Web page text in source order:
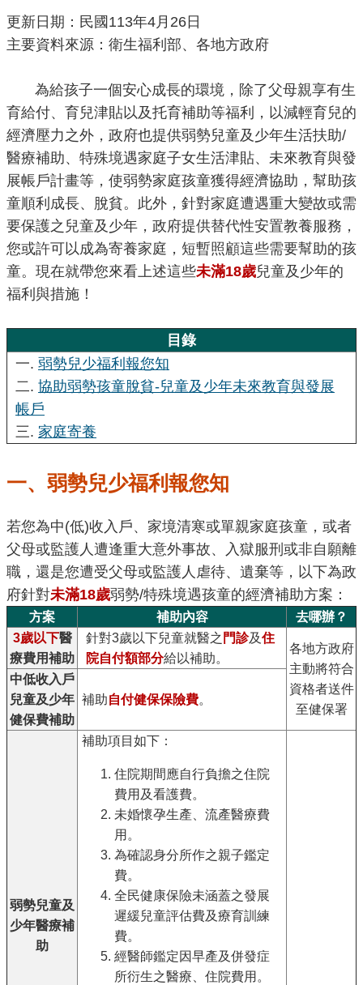
關
於
E-
GOV
智
能
小
幫
手
電
版
更新日期：民國113年4月26日
主要資料來源：衛生福利部、各地方政府
為給孩子一個安心成長的環境，除了父母親享有生
育給付、育兒津貼以及托育補助等福利，以減輕育兒的
經濟壓力之外，政府也提供弱勢兒童及少年生活扶助/
醫療補助、特殊境遇家庭子女生活津貼、未來教育與發
展帳戶計畫等，使弱勢家庭孩童獲得經濟協助，幫助孩
童順利成長、脫貧。此外，針對家庭遭遇重大變故或需
要保護之兒童及少年，政府提供替代性安置教養服務，
您或許可以成為寄養家庭，短暫照顧這些需要幫助的孩
童。現在就帶您來看上述這些未滿18歲兒童及少年的
福利與措施！
目錄
一. 弱勢兒少福利報您知
二. 協助弱勢孩童脫貧-兒童及少年未來教育與發展
帳戶
三. 家庭寄養
一、弱勢兒少福利報您知
若您為中(低)收入戶、家境清寒或單親家庭孩童，或者
父母或監護人遭逢重大意外事故、入獄服刑或非自願離
職，還是您遭受父母或監護人虐待、遺棄等，以下為政
府針對未滿18歲弱勢/特殊境遇孩童的經濟補助方案：
方案 補助內容
去哪辦？
3歲以下醫
療費用補助
針對3歲以下兒童就醫之 門診及住
院自付額部分給以補助。
各地方政府
主動將符合
資格者送件
至健保署
中低收入戶
兒童及少年
健保費補助
補助自付健保保險費。
弱勢兒童及
少年醫療補
助
補助項目如下：
住院期間應自行負擔之住院
費用及看護費。
未婚懷孕生產、流產醫療費
用。
為確認身分所作之親子鑑定
費。
全民健康保險未涵蓋之發展
遲緩兒童評估費及療育訓練
費。
經醫師鑑定因早產及併發症
所衍生之醫療、住院費用。